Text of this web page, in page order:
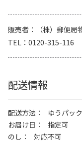
販売者
（株）郵便
TEL
0120-315-116
配送情報
配送方法
ゆうパック
お届け日
指定可
のし
対応不可